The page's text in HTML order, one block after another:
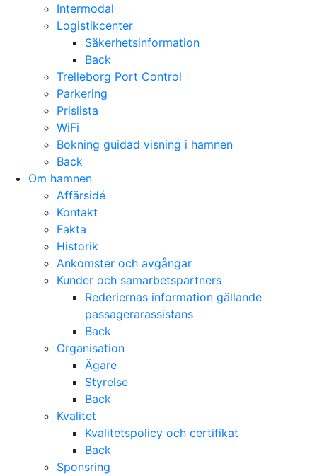
Intermodal
Logistikcenter
Säkerhetsinformation
Back
Trelleborg Port Control
Parkering
Prislista
WiFi
Bokning guidad visning i hamnen
Back
Om hamnen
Affärsidé
Kontakt
Fakta
Historik
Ankomster och avgångar
Kunder och samarbetspartners
Rederiernas information gällande
passagerarassistans
Back
Organisation
Ägare
Styrelse
Back
Kvalitet
Kvalitetspolicy och certifikat
Back
Sponsring